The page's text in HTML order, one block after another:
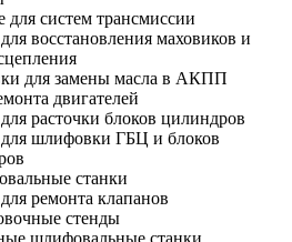
для систем трансмиссии
восстановления маховиков и
для замены масла в АКПП
двигателей
расточки блоков цилиндров
шлифовки ГБЦ и блоков
станки
ремонта клапанов
стенды